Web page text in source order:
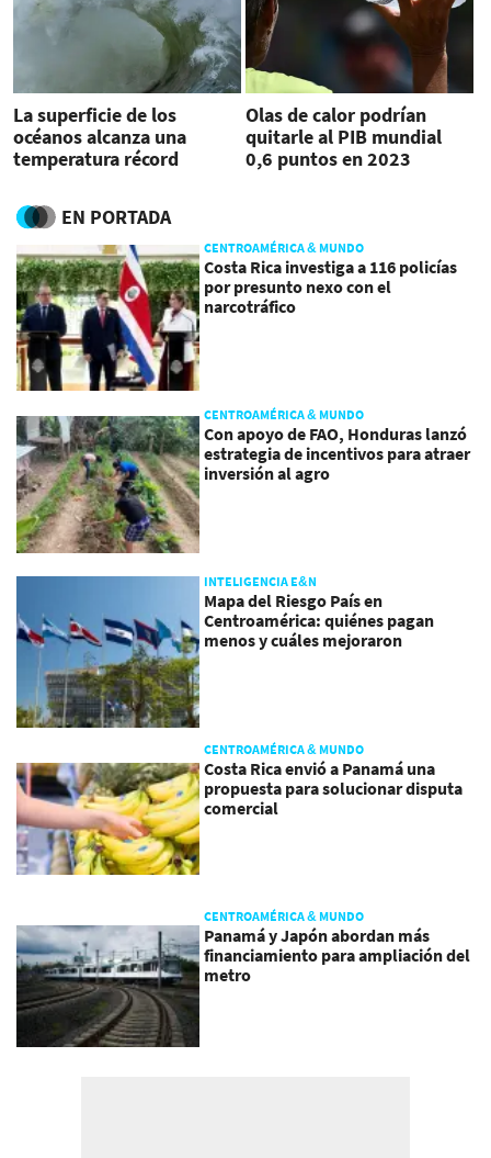
La superficie de los
océanos alcanza una
temperatura récord
Olas de calor podrían
quitarle al PIB mundial
0,6 puntos en 2023
EN PORTADA
CENTROAMÉRICA & MUNDO
Costa Rica investiga a 116 policías
por presunto nexo con el
narcotráfico
CENTROAMÉRICA & MUNDO
Con apoyo de FAO, Honduras lanzó
estrategia de incentivos para atraer
inversión al agro
INTELIGENCIA E&N
Mapa del Riesgo País en
Centroamérica: quiénes pagan
menos y cuáles mejoraron
CENTROAMÉRICA & MUNDO
Costa Rica envió a Panamá una
propuesta para solucionar disputa
comercial
CENTROAMÉRICA & MUNDO
Panamá y Japón abordan más
financiamiento para ampliación del
metro